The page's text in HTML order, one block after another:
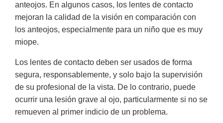
anteojos. En algunos casos, los lentes de contacto
mejoran la calidad de la visión en comparación con
los anteojos, especialmente para un niño que es muy
miope.
Los lentes de contacto deben ser usados de forma
segura, responsablemente, y solo bajo la supervisión
de su profesional de la vista. De lo contrario, puede
ocurrir una lesión grave al ojo, particularmente si no se
remueven al primer indicio de un problema.